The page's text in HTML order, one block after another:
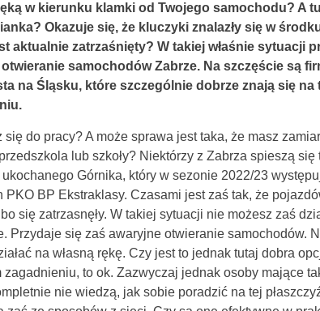
w kierunku klamki od Twojego samochodu? A
Okazuje się, że kluczyki znalazły się w
aktualnie zatrzaśnięty? W takiej właśnie sytuacji
samochodów Zabrze. Na szczęście są
na Śląsku, które szczególnie dobrze znają się na
się do pracy? A może sprawa jest taka, że masz
lub szkoły? Niektórzy z Zabrza spieszą się
Górnika, który w sezonie 2022/23
PKO BP Ekstraklasy. Czasami jest zaś tak, że
się zatrzasnęły. W takiej sytuacji nie możesz zaś
Przydaje się zaś awaryjne otwieranie samochodów.
na własną rękę. Czy jest to jednak tutaj dobra
zagadnieniu, to ok. Zazwyczaj jednak osoby mające
nie wiedzą, jak sobie poradzić na tej